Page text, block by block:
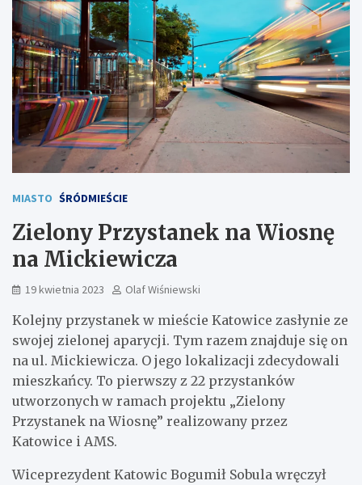
MIASTO ŚRÓDMIEŚCIE
Zielony Przystanek na Wiosnę
na Mickiewicza
19 kwietnia 2023 Olaf Wiśniewski
Kolejny przystanek w mieście Katowice zasłynie ze
swojej zielonej aparycji. Tym razem znajduje się on
na ul. Mickiewicza. O jego lokalizacji zdecydowali
mieszkańcy. To pierwszy z 22 przystanków
utworzonych w ramach projektu „Zielony
Przystanek na Wiosnę” realizowany przez
Katowice i AMS.
Wiceprezydent Katowic Bogumił Sobula wręczył